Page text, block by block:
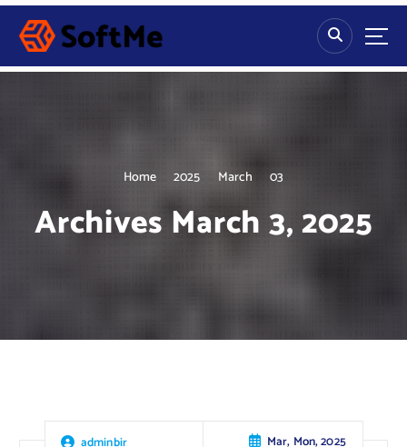
S
p
Home 2025 March 03
Archives March 3, 2025
adminbir Mar, Mon, 2025